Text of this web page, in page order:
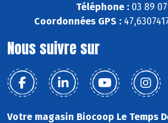
Téléphone : 03 89
Coordonnées GPS :
Nous suivre sur
Votre magasin Biocoop Le Temps